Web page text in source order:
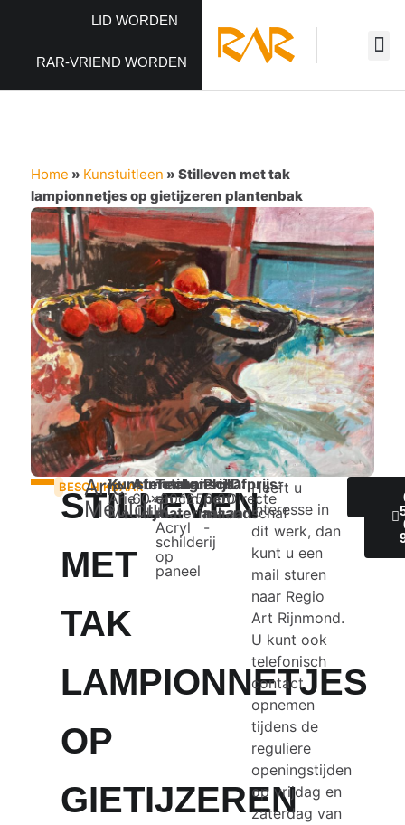
LID WORDEN
RAR-VRIEND WORDEN
Home » Kunstuitleen » Stilleven met tak
lampionnetjes op gietijzeren plantenbak
BESCHIKBAAR
STILLEVEN
MET
TAK
LAMPIONNETJES
OP
GIETIJZEREN
Arie
Meuldijk
Kunstenaar:
Arie
Meuldijk
Afmeting:
60x80cm
Techniek
en
materiaal:
Acryl
schilderij
op
paneel
Aanschafprijs:
1250,00
Prijs
per
maand:
-
ID:
Directe
aanschaf
Heeft u
interesse in
dit werk, dan
kunt u een
mail sturen
naar Regio
Art Rijnmond.
U kunt ook
telefonisch
contact
opnemen
tijdens de
reguliere
openingstijden
op vrijdag en
zaterdag van